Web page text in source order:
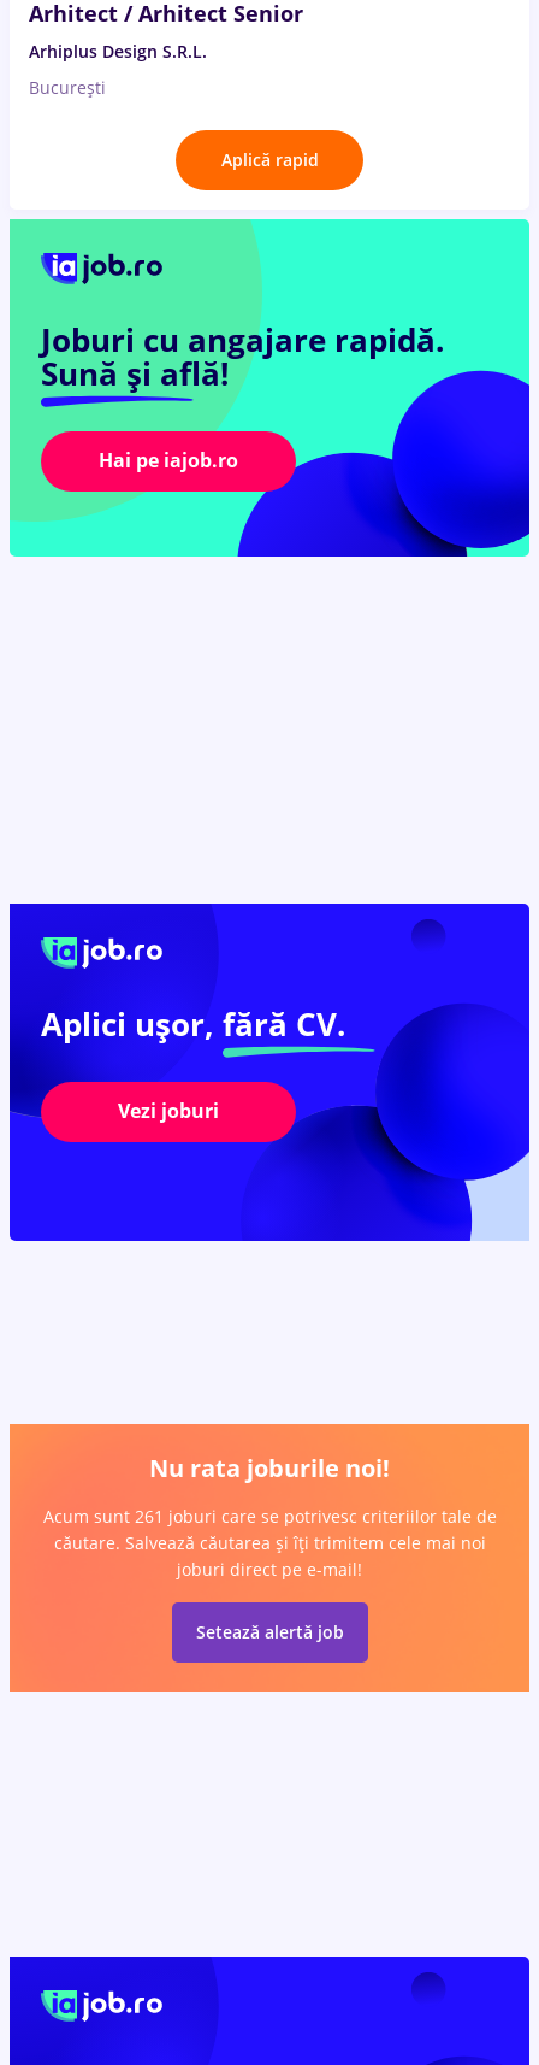
Arhitect / Arhitect Senior
Arhiplus Design S.R.L.
București
Aplică rapid
Joburi cu angajare rapidă.
Sună și află!
Hai pe iajob.ro
Aplici ușor, fără CV.
Vezi joburi
Nu rata joburile noi!
Acum sunt 261 joburi care se potrivesc criteriilor tale de
căutare. Salvează căutarea și îți trimitem cele mai noi
joburi direct pe e-mail!
Setează alertă job